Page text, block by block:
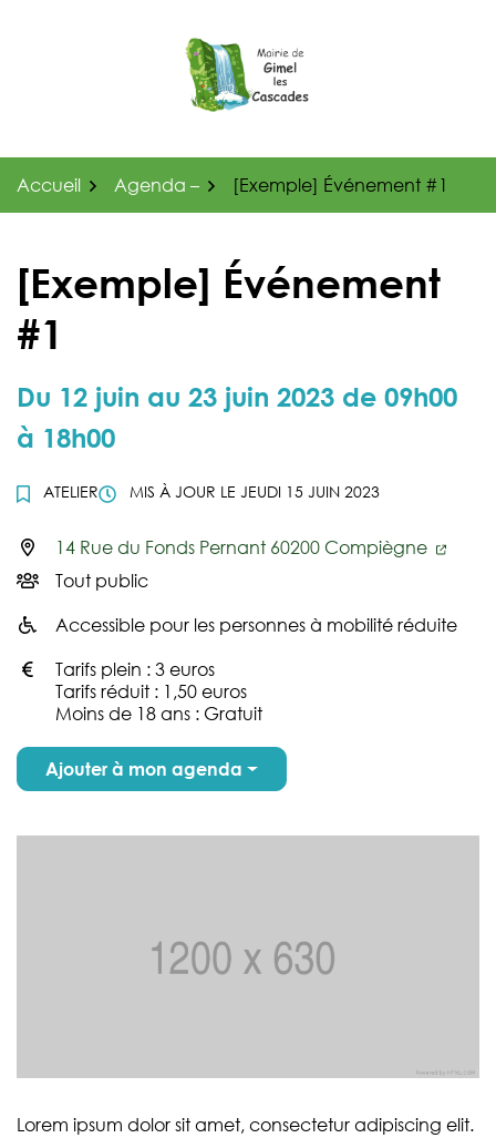
Accueil Agenda – [Exemple] Événement #1
[Exemple] Événement
#1
Du 12 juin au 23 juin 2023 de 09h00
à 18h00
ATELIER MIS À JOUR LE JEUDI 15 JUIN 2023
Infos utiles
14 Rue du Fonds Pernant 60200 Compiègne
Tout public
Accessible pour les personnes à mobilité réduite
Tarifs plein : 3 euros
Tarifs réduit : 1,50 euros
Moins de 18 ans : Gratuit
Ajouter à mon agenda
Lorem ipsum dolor sit amet, consectetur adipiscing elit.